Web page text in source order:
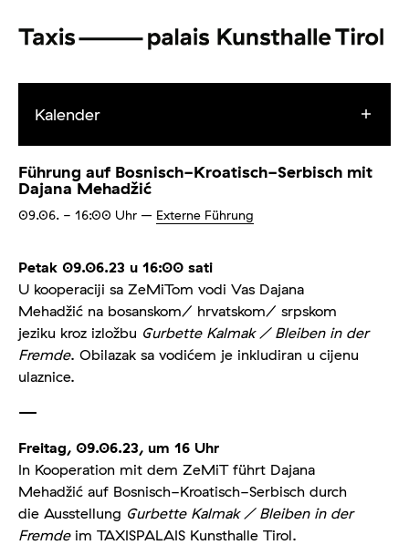
Kalender
Führung auf Bosnisch-Kroatisch-Serbisch mit
Dajana Mehadžić
09.06. - 16:00 Uhr – Externe Führung
Petak 09.06.23 u 16:00 sati
U kooperaciji sa ZeMiTom vodi Vas Dajana
Mehadžić na bosanskom/ hrvatskom/ srpskom
jeziku kroz izložbu Gurbette Kalmak / Bleiben in der
Fremde. Obilazak sa vodićem je inkludiran u cijenu
ulaznice.
—
Freitag, 09.06.23, um 16 Uhr
In Kooperation mit dem ZeMiT führt Dajana
Mehadžić auf Bosnisch-Kroatisch-Serbisch durch
die Ausstellung Gurbette Kalmak / Bleiben in der
Fremdeim TAXISPALAIS Kunsthalle Tirol.